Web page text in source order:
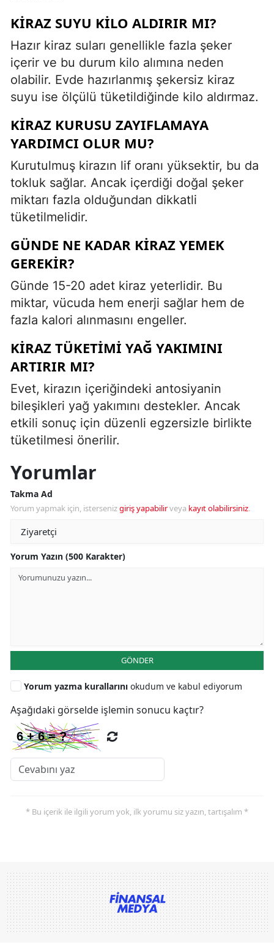
KIRAZ SUYU KILO ALDIRIR MI?
Hazır kiraz suları genellikle fazla şeker
içerir ve bu durum kilo alımına neden
olabilir. Evde hazırlanmış şekersiz kiraz
suyu ise ölçülü tüketildiğinde kilo aldırmaz.
KIRAZ KURUSU ZAYIFLAMAYA
YARDIMCI OLUR MU?
Kurutulmuş kirazın lif oranı yüksektir, bu da
tokluk sağlar. Ancak içerdiği doğal şeker
miktarı fazla olduğundan dikkatli
tüketilmelidir.
GÜNDE NE KADAR KIRAZ YEMEK
GEREKIR?
Günde 15-20 adet kiraz yeterlidir. Bu
miktar, vücuda hem enerji sağlar hem de
fazla kalori alınmasını engeller.
KIRAZ TÜKETIMI YAĞ YAKIMINI
ARTIRIR MI?
Evet, kirazın içeriğindeki antosiyanin
bileşikleri yağ yakımını destekler. Ancak
etkili sonuç için düzenli egzersizle birlikte
tüketilmesi önerilir.
Yorumlar
Takma Ad
Yorum yapmak için, istersenizgiriş yapabilirveya kayıt olabilirsiniz.
Yorum Yazın (500 Karakter)
GÖNDER
Yorum yazma kurallarını okudum ve kabul ediyorum
Aşağıdaki görselde işlemin sonucu kaçtır?
* Bu içerik ile ilgili yorum yok, ilk yorumu siz yazın, tartışalım *